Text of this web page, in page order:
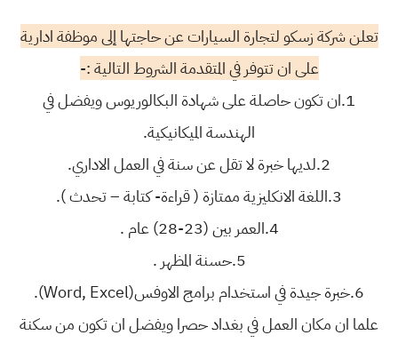
تعلن شركة زسكو لتجارة السيارات عن حاجتها إلى موظفة ادارية
على ان تتوفر في المتقدمة الشروط التالية :-
1.ان تكون حاصلة على شهادة البكالوريوس ويفضل في
الهندسة الميكانيكية.
2.لديها خبرة لا تقل عن سنة في العمل الاداري.
3.اللغة الانكليزية ممتازة ( قراءة- كتابة – تحدث ).
4.العمر بين (23-28) عام .
5.حسنة المظهر .
6.خبرة جيدة في استخدام برامج الاوفس(Word, Excel).
علما ان مكان العمل في بغداد حصرا ويفضل ان تكون من سكنة